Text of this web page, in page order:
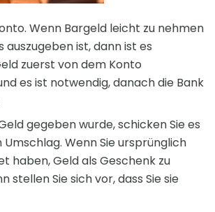
Wenn Bargeld leicht zu nehmen
auszugeben ist, dann ist es
zuerst von dem Konto
es ist notwendig, danach die Bank
gegeben wurde, schicken Sie es
Wenn Sie ursprünglich
haben, Geld als Geschenk zu
stellen Sie sich vor, dass Sie sie